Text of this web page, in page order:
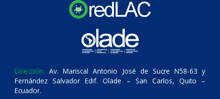
Dirección: Av. Mariscal Antonio José de Sucre N58-63 y
Fernández Salvador Edif. Olade – San Carlos, Quito –
Ecuador.